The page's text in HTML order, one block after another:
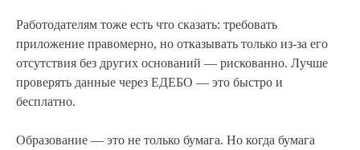
Работодателям тоже есть что сказать: требовать
приложение правомерно, но отказывать только из-за его
отсутствия без других оснований — рискованно. Лучше
проверять данные через ЕДЕБО — это быстро и
бесплатно.
Образование — это не только бумага. Но когда бумага